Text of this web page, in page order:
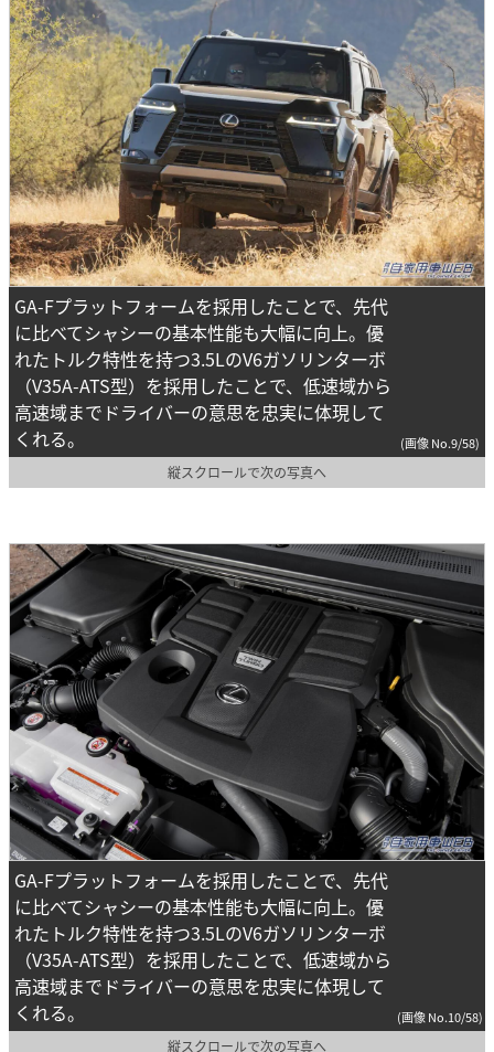
GA-Fプラットフォームを採用したことで、先代
に比べてシャシーの基本性能も大幅に向上。優
れたトルク特性を持つ3.5LのV6ガソリンターボ
（V35A-ATS型）を採用したことで、低速域から
高速域までドライバーの意思を忠実に体現して
くれる。
(画像 No.9/58)
縦スクロールで次の写真へ
GA-Fプラットフォームを採用したことで、先代
に比べてシャシーの基本性能も大幅に向上。優
れたトルク特性を持つ3.5LのV6ガソリンターボ
（V35A-ATS型）を採用したことで、低速域から
高速域までドライバーの意思を忠実に体現して
くれる。
(画像 No.10/58)
縦スクロールで次の写真へ